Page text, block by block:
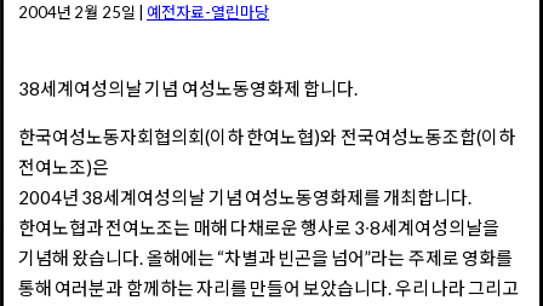
2004년 2월 25일 | 예전자료-열린마당
38세계여성의날 기념 여성노동영화제 합니다.
한국여성노동자회협의회(이하 한여노협)와 전국여성노동조합(이하
전여노조)은
2004년 38세계여성의날 기념 여성노동영화제를 개최합니다.
한여노협과 전여노조는 매해 다채로운 행사로 3∙8세계여성의날을
기념해 왔습니다. 올해에는 “차별과 빈곤을 넘어”라는 주제로 영화를
통해 여러분과 함께하는 자리를 만들어 보았습니다. 우리 나라 그리고